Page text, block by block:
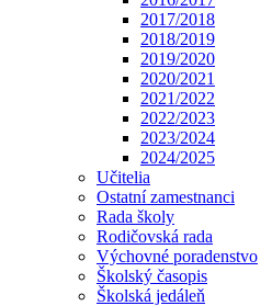
2017/2018
2018/2019
2019/2020
2020/2021
2021/2022
2022/2023
2023/2024
2024/2025
Učitelia
Ostatní zamestnanci
Rada školy
Rodičovská rada
Výchovné poradenstvo
Školský časopis
Školská jedáleň